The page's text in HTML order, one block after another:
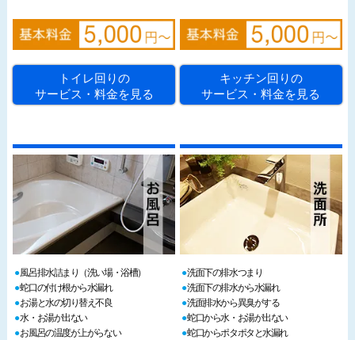
トイレ回りの
サービス・料金を見る
キッチン回りの
サービス・料金を見る
風呂排水詰まり（洗い場・浴槽）
蛇口の付け根から水漏れ
お湯と水の切り替え不良
水・お湯が出ない
お風呂の温度が上がらない
洗面下の排水つまり
洗面下の排水から水漏れ
洗面排水から異臭がする
蛇口から水・お湯が出ない
蛇口からポタポタと水漏れ